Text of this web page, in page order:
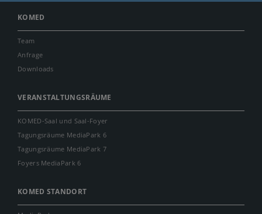
KOMED
Team
Anfrage
Downloads
VERANSTALTUNGSRÄUME
KOMED-Saal und Saal-Foyer
Tagungsräume MediaPark 6
Tagungsräume MediaPark 7
Foyers MediaPark 6
KOMED STANDORT